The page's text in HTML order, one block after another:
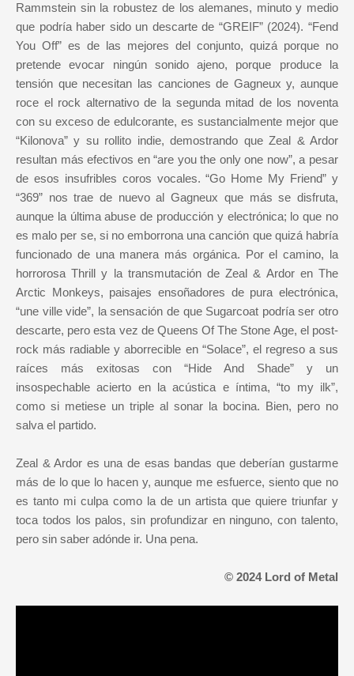
Rammstein sin la robustez de los alemanes, minuto y medio
que podría haber sido un descarte de “GREIF” (2024). “Fend
You Off” es de las mejores del conjunto, quizá porque no
pretende evocar ningún sonido ajeno, porque produce la
tensión que necesitan las canciones de Gagneux y, aunque
roce el rock alternativo de la segunda mitad de los noventa
con su exceso de edulcorante, es sustancialmente mejor que
“Kilonova” y su rollito indie, demostrando que Zeal & Ardor
resultan más efectivos en “are you the only one now”, a pesar
de esos insufribles coros vocales. “Go Home My Friend” y
“369” nos trae de nuevo al Gagneux que más se disfruta,
aunque la última abuse de producción y electrónica; lo que no
es malo per se, si no emborrona una canción que quizá habría
funcionado de una manera más orgánica. Por el camino, la
horrorosa Thrill y la transmutación de Zeal & Ardor en The
Arctic Monkeys, paisajes ensoñadores de pura electrónica,
“une ville vide”, la sensación de que Sugarcoat podría ser otro
descarte, pero esta vez de Queens Of The Stone Age, el post-
rock más radiable y aborrecible en “Solace”, el regreso a sus
raíces más exitosas con “Hide And Shade” y un
insospechable acierto en la acústica e íntima, “to my ilk”,
como si metiese un triple al sonar la bocina. Bien, pero no
salva el partido.
Zeal & Ardor es una de esas bandas que deberían gustarme
más de lo que lo hacen y, aunque me esfuerce, siento que no
es tanto mi culpa como la de un artista que quiere triunfar y
toca todos los palos, sin profundizar en ninguno, con talento,
pero sin saber adónde ir. Una pena.
© 2024 Lord of Metal